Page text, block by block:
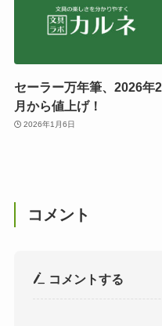
セーラー万年筆、2026年2
月から値上げ！
2026年1月6日
コメント
コメントする